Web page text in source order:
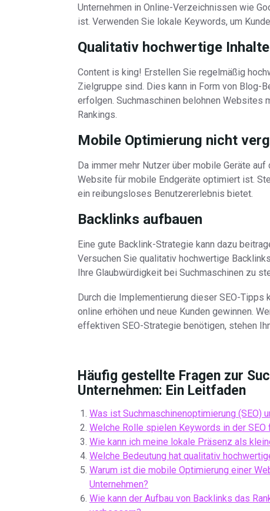
Unternehmen in Online-Verzeichnissen wie
ist. Verwenden Sie lokale Keywords, um
Qualitativ hochwertige
Content is king! Erstellen Sie regelmäßig
Zielgruppe sind. Dies kann in Form von Blog-
erfolgen. Suchmaschinen belohnen Websites
Rankings.
Mobile Optimierung nicht
Da immer mehr Nutzer über mobile Geräte
Website für mobile Endgeräte optimiert ist.
ein reibungsloses Benutzererlebnis bietet.
Backlinks aufbauen
Eine gute Backlink-Strategie kann dazu
Versuchen Sie qualitativ hochwertige
Ihre Glaubwürdigkeit bei Suchmaschinen zu
Durch die Implementierung dieser SEO-Tipps
online erhöhen und neue Kunden gewinnen.
effektiven SEO-Strategie benötigen, stehen
Häufig gestellte Fragen zur
Unternehmen: Ein Leitfaden
Was ist Suchmaschinenoptimierung (SEO)
Welche Rolle spielen Keywords in der SEO
Wie kann ich meine lokale Präsenz als
Welche Bedeutung hat qualitativ
Warum ist die mobile Optimierung einer
Unternehmen?
Wie kann der Aufbau von Backlinks das